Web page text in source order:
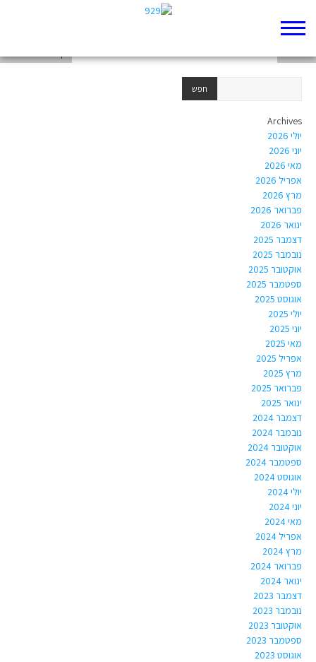
Archives
יולי 2026
יוני 2026
מאי 2026
אפריל 2026
מרץ 2026
פברואר 2026
ינואר 2026
דצמבר 2025
נובמבר 2025
אוקטובר 2025
ספטמבר 2025
אוגוסט 2025
יולי 2025
יוני 2025
מאי 2025
אפריל 2025
מרץ 2025
פברואר 2025
ינואר 2025
דצמבר 2024
נובמבר 2024
אוקטובר 2024
ספטמבר 2024
אוגוסט 2024
יולי 2024
יוני 2024
מאי 2024
אפריל 2024
מרץ 2024
פברואר 2024
ינואר 2024
דצמבר 2023
נובמבר 2023
אוקטובר 2023
ספטמבר 2023
אוגוסט 2023